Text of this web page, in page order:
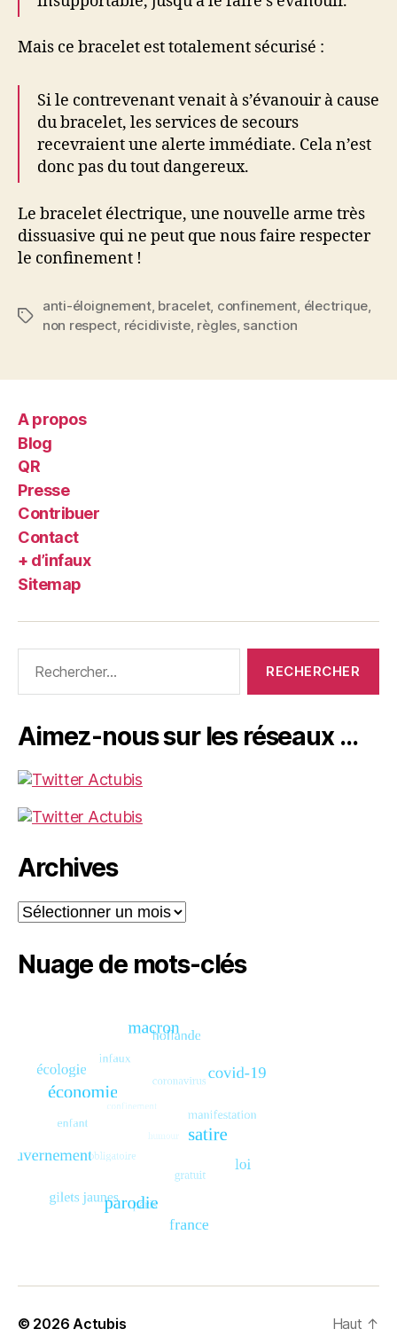
Mais ce bracelet est totalement sécurisé :
Si le contrevenant venait à s’évanouir à cause
du bracelet, les services de secours
recevraient une alerte immédiate. Cela n’est
donc pas du tout dangereux.
Le bracelet électrique, une nouvelle arme très
dissuasive qui ne peut que nous faire respecter
le confinement !
Étiquettes
anti-éloignement, bracelet, confinement électrique
non respect récidiviste, règles, sanction
A propos
Blog
QR
Presse
Contribuer
Contact
+ d’infaux
Sitemap
Aimez-nous sur les réseaux …
Archives
Archives
Nuage de mots-clés
© 2026 Actubis Haut ↑